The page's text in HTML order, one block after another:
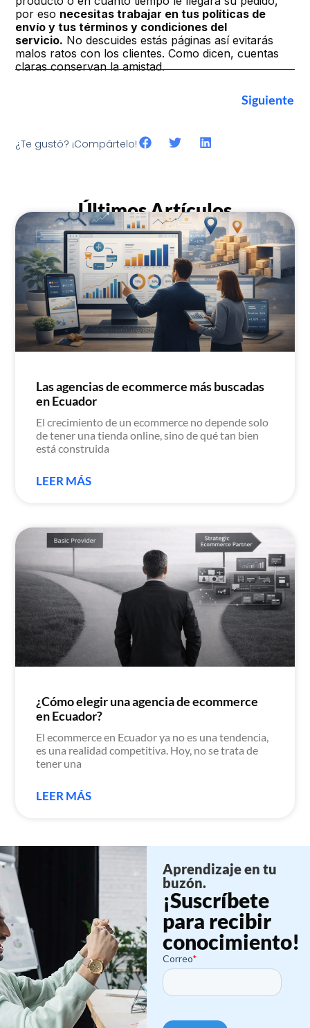
por eso necesitas trabajar en tus políticas de
envío y tus términos y condiciones del
servicio. No descuides estás páginas así evitarás
malos ratos con los clientes. Como dicen, cuentas
claras conservan la amistad.
Siguiente
¿Te gustó? ¡Compártelo!
Últimos Artículos
Las agencias de ecommerce más buscadas
en Ecuador
El crecimiento de un ecommerce no depende solo
de tener una tienda online, sino de qué tan bien
está construida
LEER MÁS
¿Cómo elegir una agencia de ecommerce
en Ecuador?
El ecommerce en Ecuador ya no es una tendencia,
es una realidad competitiva. Hoy, no se trata de
tener una
LEER MÁS
Aprendizaje en tu
buzón.
¡Suscríbete
para recibir
conocimiento!